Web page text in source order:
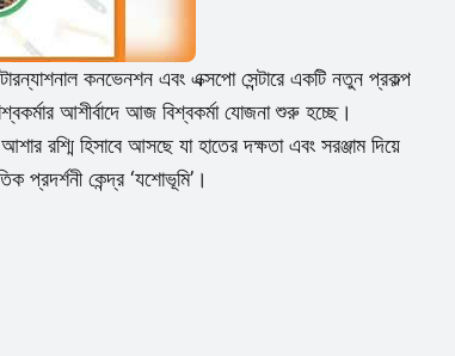
কনভেনশন এবং এক্সপো সেন্টারে একটি নতুন প্রকল্প
আশীর্বাদে আজ বিশ্বকর্মা যোজনা শুরু হচ্ছে।
রশ্মি হিসাবে আসছে যা হাতের দক্ষতা এবং সরঞ্জাম দিয়ে
প্রদর্শনী কেন্দ্র ‘যশোভূমি’।